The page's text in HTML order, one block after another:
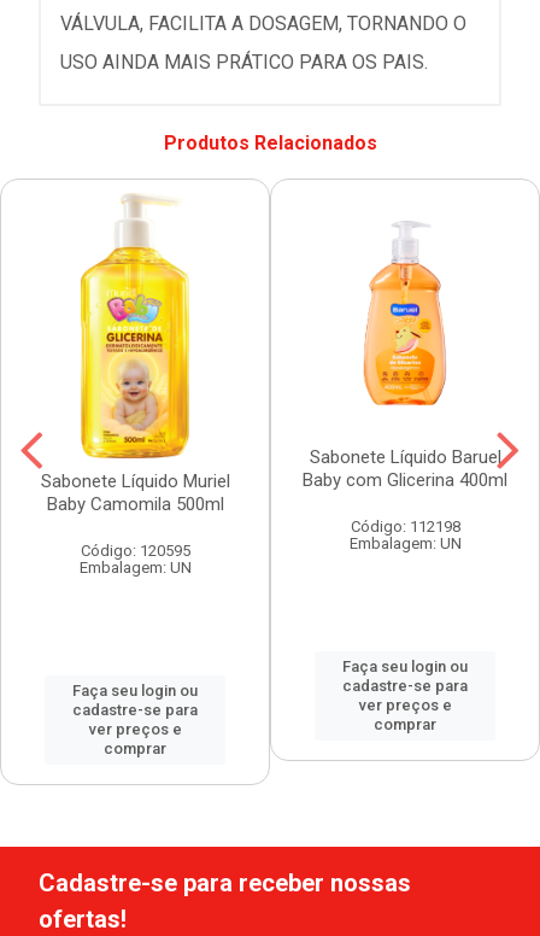
VÁLVULA, FACILITA A DOSAGEM, TORNANDO O
USO AINDA MAIS PRÁTICO PARA OS PAIS.
Produtos Relacionados
Sabonete Líquido Muriel
Baby Camomila 500ml
Código: 120595
Embalagem: UN
Faça seu login ou
cadastre-se para
ver preços e
comprar
Sabonete Líquido Baruel
Baby com Glicerina 400ml
Código: 112198
Embalagem: UN
Faça seu login ou
cadastre-se para
ver preços e
comprar
Cadastre-se para receber nossas
ofertas!